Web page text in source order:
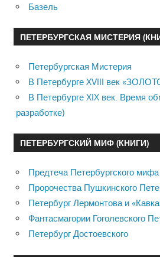
Базель
ПЕТЕРБУРГСКАЯ МИСТЕРИЯ
Петербургская Мистерия
В Петербурге XVIII век
В Петербурге XIX век. Время
разработке)
ПЕТЕРБУРГСКИЙ МИФ (КНИГИ)
Предтеча Петербургского
Пророчества Пушкинского
Петербург Лермонтова и
Фантасмагории Гоголевского
Петербург Достоевского